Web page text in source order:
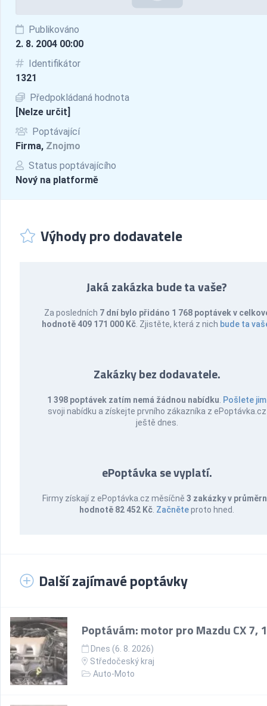
Publikováno
2. 8. 2004 00:00
Identifikátor
1321
Předpokládaná hodnota
[Nelze určit]
Poptávající
Firma, Znojmo
Status poptávajícího
Nový na platformě
Výhody pro dodavatele
Jaká zakázka bude ta vaše?
Za posledních 7 dní bylo přidáno 1 768 poptávek v
hodnotě 409 171 000 Kč . Zjistěte, která z nich bude ta
Zakázky bez dodavatele.
1 398 poptávek zatím nemá žádnou nabídku Pošlete jim
svoji nabídku a získejte prvního zákazníka z ePoptávka.cz
ještě dnes.
ePoptávka se vyplatí.
Firmy získají z ePoptávka.cz měsíčně 3 zakázky v
hodnotě 82 452 Kč Začněteproto hned.
Další zajímavé poptávky
Poptávám: motor pro Mazdu CX 7,
Dnes (6. 8. 2026)
Středočeský kraj
Auto-Moto